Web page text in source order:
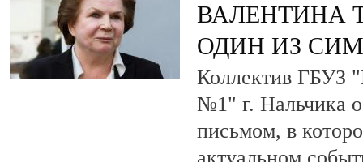
ВАЛЕНТИНА
ОДИН ИЗ
Коллектив ГБУЗ
№1" г. Нальчика
письмом, в